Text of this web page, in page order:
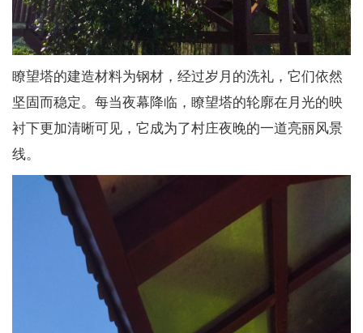
瞭望塔的建造材料为钢材，经过岁月的洗礼，它们依然
坚固而稳定。每当夜幕降临，瞭望塔的轮廓在月光的映
衬下更加清晰可见，它成为了村庄夜晚的一道亮丽风景
线。